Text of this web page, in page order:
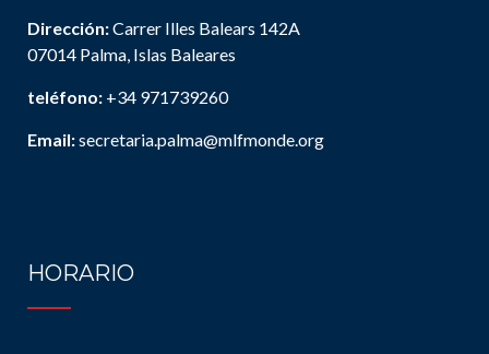
Dirección:Carrer Illes Balears 142A
07014 Palma, Islas Baleares
teléfono: +34 971739260
Email:secretaria.palma@mlfmonde.org
HORARIO